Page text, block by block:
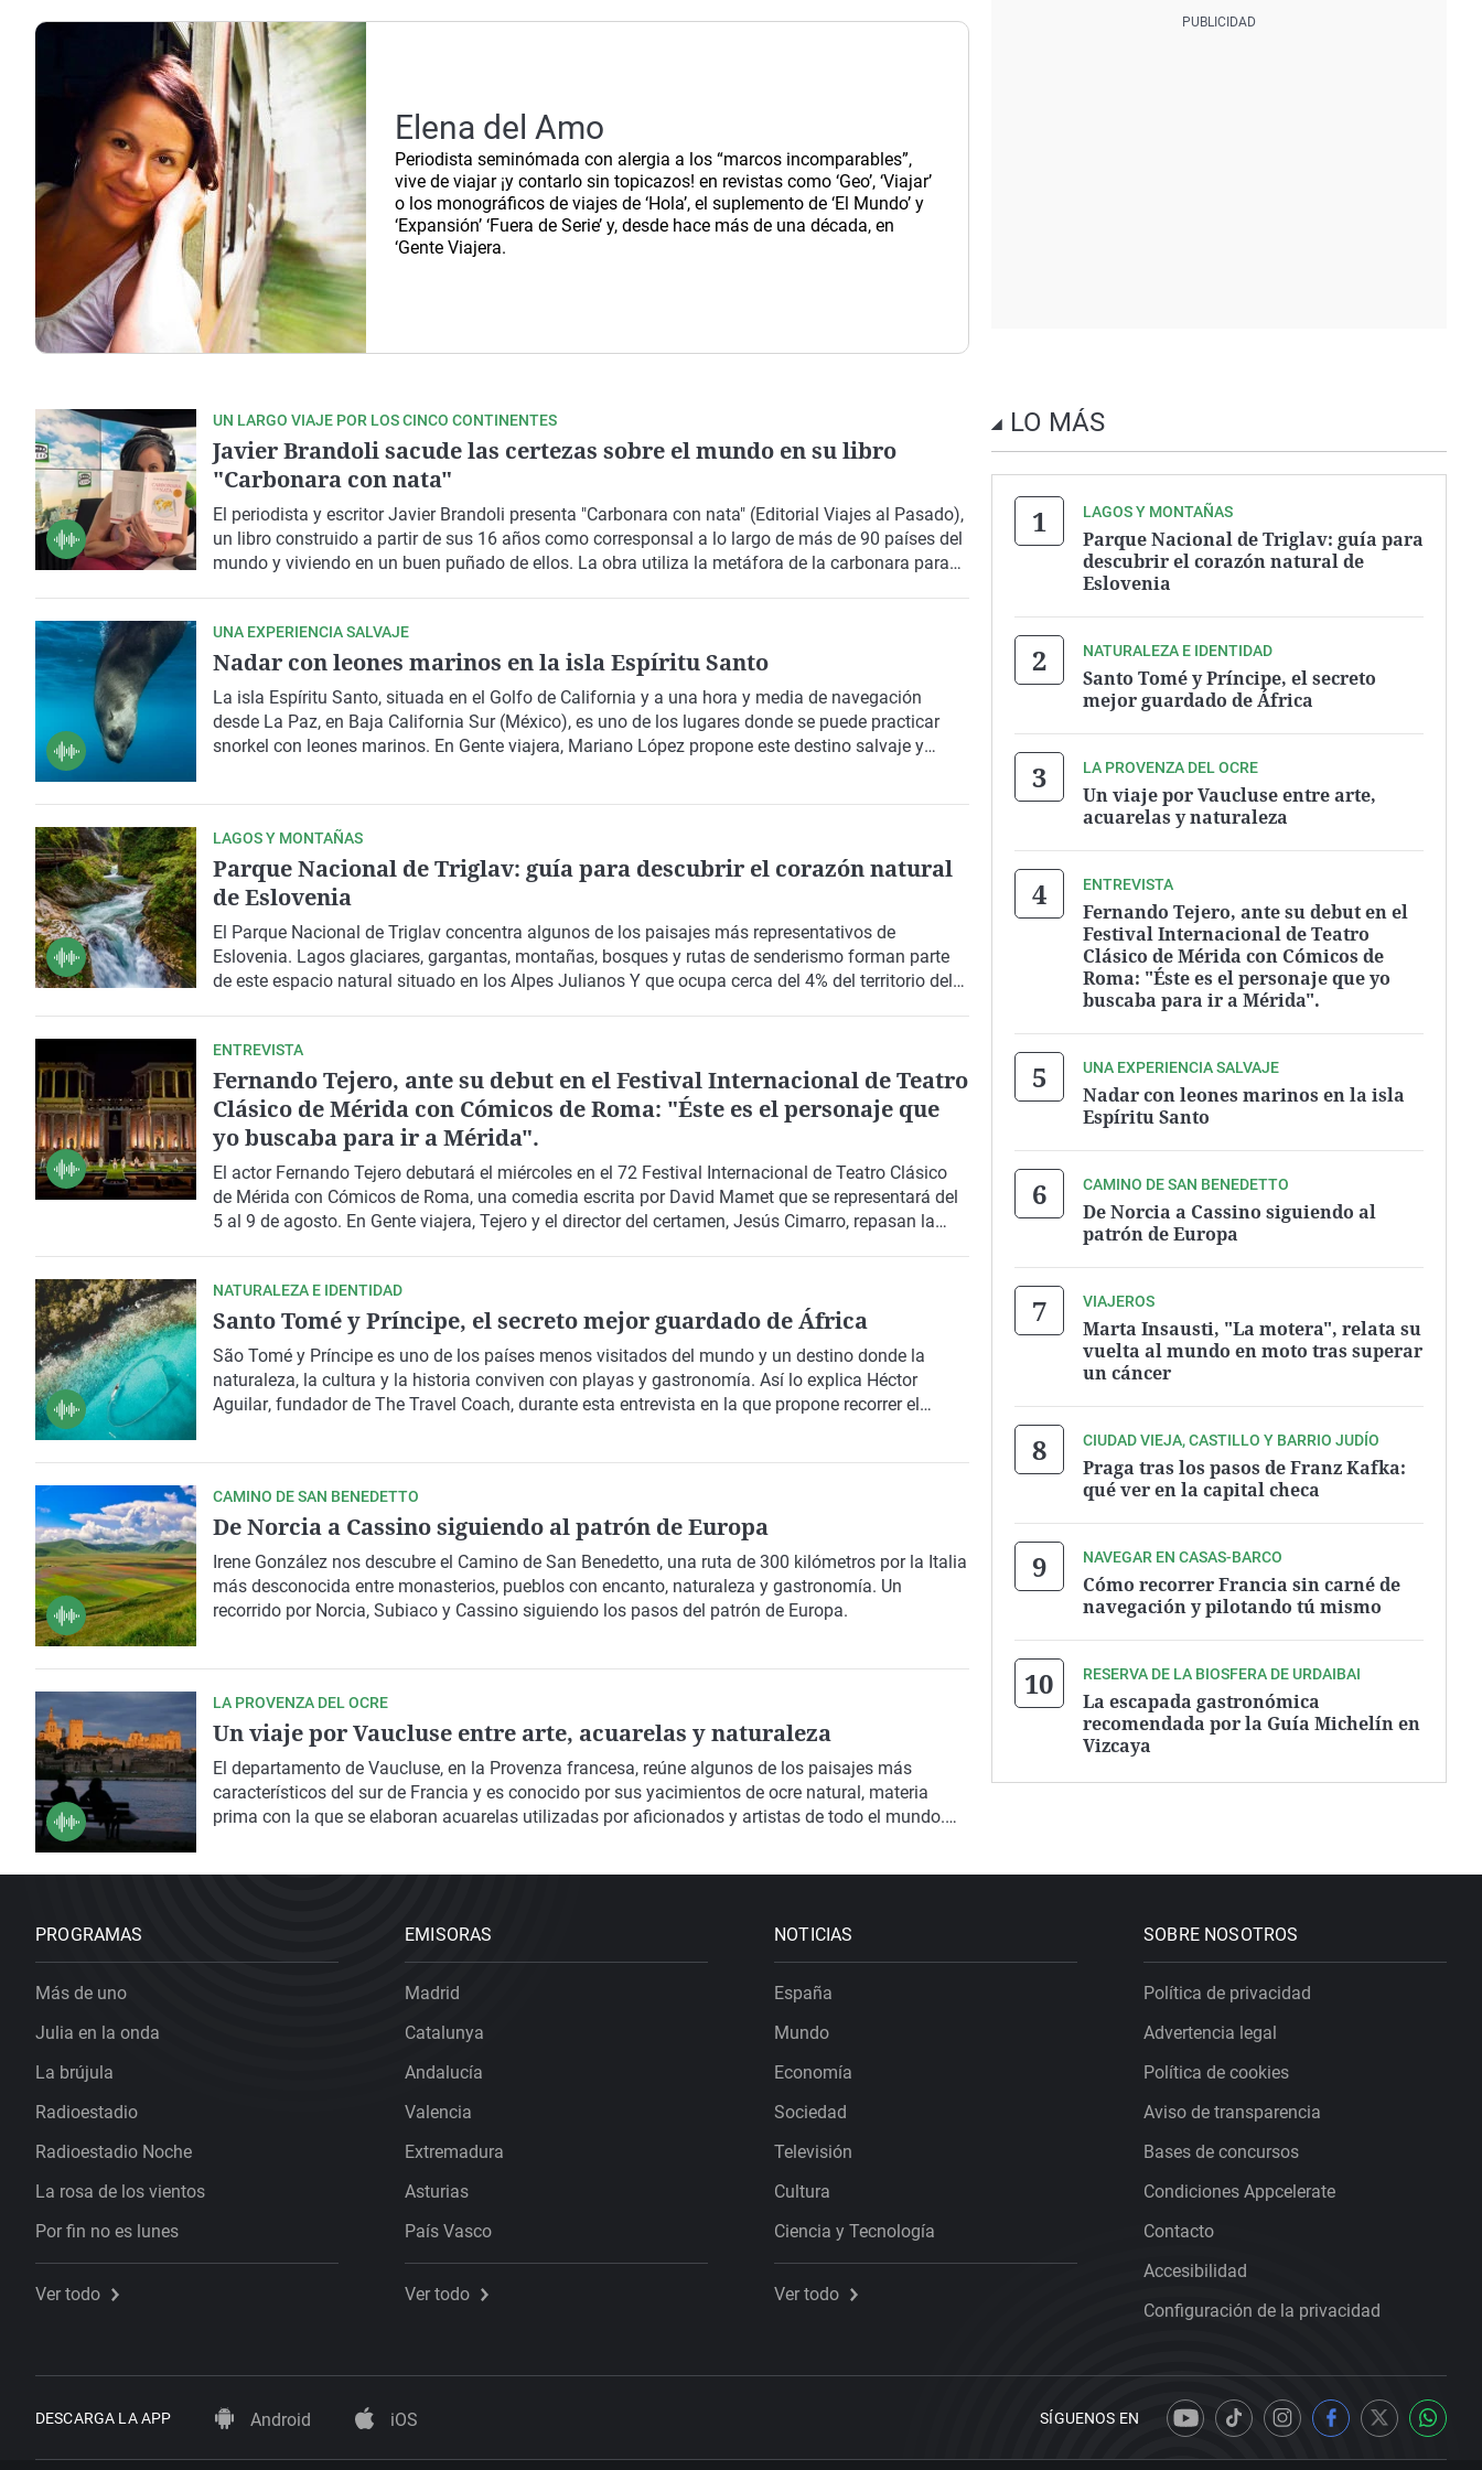
Gente viajera
Como el perro y el
gato
Retornados
Equipo de investigación
Operación ViudaNavarra
País Vasco
Elena del Amo
Periodista seminómada con alergia a los “marcos incomparables”,
vive de viajar ¡y contarlo sin topicazos! en revistas como ‘Geo’, ‘Viajar’
o los monográficos de viajes de ‘Hola’, el suplemento de ‘El Mundo’ y
‘Expansión’ ‘Fuera de Serie’ y, desde hace más de una década, en
‘Gente Viajera.
UN LARGO VIAJE POR LOS CINCO CONTINENTES
Javier Brandoli sacude las certezas sobre el mundo en su libro
"Carbonara con nata"
El periodista y escritorJavier Brandoli presenta "Carbonara con nata" (Editorial Viajes al Pasado),
un libro construido a partir de sus 16 años como corresponsal a lo largo de más de 90 países del
mundo y viviendo en un buen puñado de ellos. La obra utiliza la metáfora de la carbonara para
proponehacernos dudar de las certezas que tenemos sobre el mundo
UNA EXPERIENCIA SALVAJE
Nadar con leones marinos en la isla Espíritu Santo
La isla Espíritu Santo, situada en el Golfo de California y a una hora y media de navegación
desde La Paz, en Baja California Sur (México), es uno de los lugares donde se puede practicar
snorkel con leones marinos. En Gente viajera, Mariano López propone este destino salvaje y
LAGOS Y MONTAÑAS
Parque Nacional de Triglav: guía para descubrir el corazón natural
de Eslovenia
El Parque Nacional de Triglav concentra algunos de los paisajes más representativos de
Eslovenia. Lagos glaciares, gargantas, montañas, bosques y rutas de senderismo forman parte
de este espacio natural situado en los Alpes Julianos Y que ocupa cerca del 4% del territorio del
ENTREVISTA
Fernando Tejero, ante su debut en el Festival Internacional de Teatro
Clásico de Mérida con Cómicos de Roma: "Éste es el personaje que
yo buscaba para ir a Mérida".
El actor Fernando Tejero debutará el miércoles en el 72 Festival Internacional de Teatro Clásico
de Mérida con Cómicos de Roma, una comedia escrita por David Mamet que se representará del
5 al 9 de agosto. En Gente viajera, Tejero y el director del certamen, Jesús Cimarro, repasan la
NATURALEZA E IDENTIDAD
Santo Tomé y Príncipe, el secreto mejor guardado de África
São Tomé y Príncipe es uno de los países menos visitados del mundo y un destino donde la
naturaleza, la cultura y la historia conviven con playas y gastronomía. Así lo explica Héctor
Aguilar, fundador de The Travel Coach, durante esta entrevista en la que propone recorrer el
CAMINO DE SAN BENEDETTO
De Norcia a Cassino siguiendo al patrón de Europa
Irene González nos descubre el Camino de San Benedetto, una ruta de 300 kilómetros por la Italia
más desconocida entre monasterios, pueblos con encanto, naturaleza y gastronomía. Un
recorrido por Norcia, Subiaco y Cassino siguiendo los pasos del patrón de Europa.
LA PROVENZA DEL OCRE
Un viaje por Vaucluse entre arte, acuarelas y naturaleza
El departamento de Vaucluse, en la Provenza francesa, reúne algunos de los paisajes más
característicos del sur de Francia y es conocido por sus yacimientos de ocre natural, materia
prima con la que se elaboran acuarelas utilizadas por aficionados y artistas de todo el mundo.
LO MÁS
LAGOS Y MONTAÑAS
Parque Nacional de Triglav: guía para
descubrir el corazón natural de
Eslovenia
NATURALEZA E IDENTIDAD
Santo Tomé y Príncipe, el secreto
mejor guardado de África
LA PROVENZA DEL OCRE
Un viaje por Vaucluse entre arte,
acuarelas y naturaleza
ENTREVISTA
Fernando Tejero, ante su debut en el
Festival Internacional de Teatro
Clásico de Mérida con Cómicos de
Roma: "Éste es el personaje que yo
buscaba para ir a Mérida".
UNA EXPERIENCIA SALVAJE
Nadar con leones marinos en la isla
Espíritu Santo
CAMINO DE SAN BENEDETTO
De Norcia a Cassino siguiendo al
patrón de Europa
VIAJEROS
Marta Insausti, "La motera", relata su
vuelta al mundo en moto tras superar
un cáncer
CIUDAD VIEJA, CASTILLO Y BARRIO JUDÍO
Praga tras los pasos de Franz Kafka:
qué ver en la capital checa
NAVEGAR EN CASAS-BARCO
Cómo recorrer Francia sin carné de
navegación y pilotando tú mismo
RESERVA DE LA BIOSFERA DE URDAIBAI
La escapada gastronómica
recomendada por la Guía Michelín en
Vizcaya
PROGRAMAS
Más de uno
Julia en la onda
La brújula
Radioestadio
Radioestadio Noche
La rosa de los vientos
Por fin no es lunes
Ver todo
EMISORAS
Madrid
Catalunya
Andalucía
Valencia
Extremadura
Asturias
País Vasco
Ver todo
NOTICIAS
España
Mundo
Economía
Sociedad
Televisión
Cultura
Ciencia y Tecnología
Ver todo
SOBRE NOSOTROS
Política de privacidad
Advertencia legal
Política de cookies
Aviso de transparencia
Bases de concursos
Condiciones Appcelerate
Contacto
Accesibilidad
Configuración de la privacidad
DESCARGA LA APP Android iOS SÍGUENOS EN